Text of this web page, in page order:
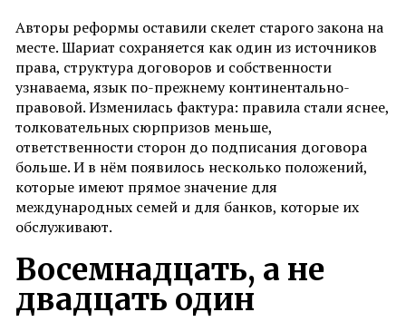
Авторы реформы оставили скелет старого закона на
месте. Шариат сохраняется как один из источников
права, структура договоров и собственности
узнаваема, язык по-прежнему континентально-
правовой. Изменилась фактура: правила стали яснее,
толковательных сюрпризов меньше,
ответственности сторон до подписания договора
больше. И в нём появилось несколько положений,
которые имеют прямое значение для
международных семей и для банков, которые их
обслуживают.
Восемнадцать, а не
двадцать один